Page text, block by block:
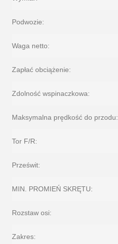
Podwozie:
Waga netto:
Zapłać obciążenie:
Zdolność wspinaczkowa:
Maksymalna prędkość do przodu:
Tor F/R:
Prześwit:
MIN. PROMIEŃ SKRĘTU:
Rozstaw osi:
Zakres: